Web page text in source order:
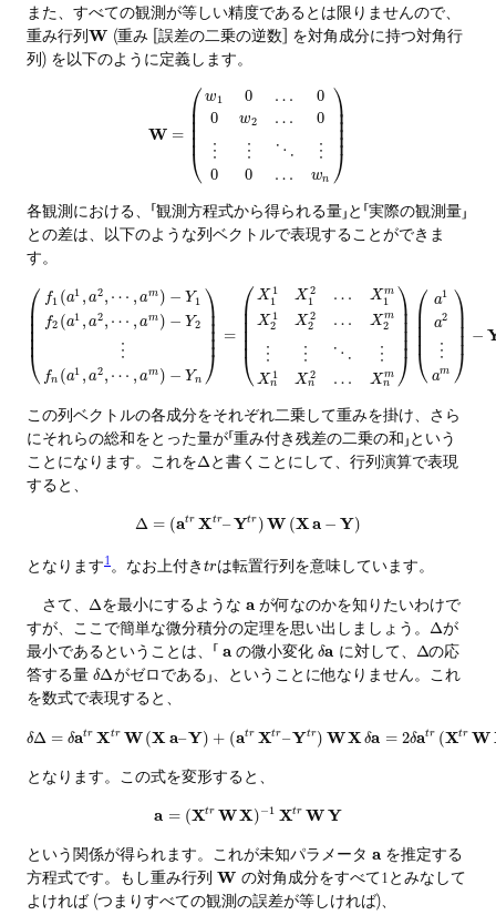
また、すべての観測が等しい精度であるとは限りませんので、
重み行列W (重み [誤差の二乗の逆数] を対角成分に持つ対角行
列) を以下のように定義します。
W =
⎛
⎝
⎜⎜
⎜⎜⎜
w1
0
⋮
0
0
w2
⋮
0
…
…
⋱
…
0
0
⋮
wn
⎞
⎠
⎟⎟⎟⎟⎟
各観測における、「観測方程式から得られる量」と「実際の観測量」
との差は、以下のような列ベクトルで表現することができま
す。
⎛
⎝
⎜
⎜⎜⎜⎜
f1 (a1 , a2, ⋯ , am ) − Y1
f2 (a1 , a2, ⋯ , am ) − Y2
⋮
fn (a1 , a2, ⋯ , am ) − Yn
⎞
⎠
⎟⎟⎟⎟⎟ =
⎛
⎝
⎜
⎜⎜⎜⎜
X 1
1
X 1
2
⋮
X 1
n
X 2
1
X2
2
⋮
X2
n
…
…
⋱
…
Xm
1
Xm
2
⋮
Xm
n
⎞
⎠
⎟⎟⎟⎟⎟
⎛
⎝
⎜
⎜⎜⎜
a1
a2
⋮
am
⎞
⎠
⎟⎟⎟⎟ −
この列ベクトルの各成分をそれぞれ二乗して重みを掛け、さら
にそれらの総和をとった量が「重み付き残差の二乗の和」という
ことになります。これをΔと書くことにして、行列演算で表現
すると、
Δ = (atr Xtr–Ytr )W (Xa − Y)
となります1。なお上付き trは転置行列を意味しています。
さて、 Δを最小にするような aが何なのかを知りたいわけで
すが、ここで簡単な微分積分の定理を思い出しましょう。 Δが
最小であるということは、「 aの微小変化 δa に対して、 Δの応
答する量 δΔがゼロである」、ということに他なりません。これ
を数式で表現すると、
δΔ = δatr Xtr W(X a–Y) + (atr Xtr–Ytr) WX δa = 2δatr (Xtr W
となります。この式を変形すると、
a = (Xtr WX)−1 Xtr WY
という関係が得られます。これが未知パラメータ aを推定する
方程式です。もし重み行列 W の対角成分をすべて1とみなして
よければ (つまりすべての観測の誤差が等しければ)、